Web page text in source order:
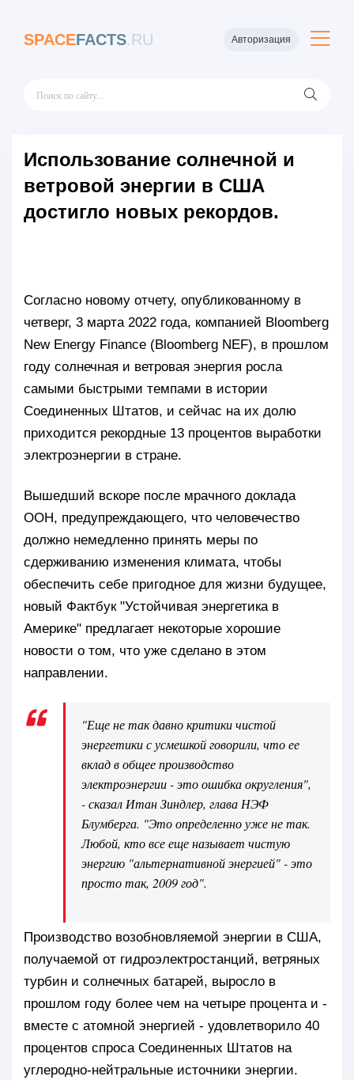
SPACEFACTS.RU Авторизация
Использование солнечной и
ветровой энергии в США
достигло новых рекордов.
Согласно новому отчету, опубликованному в
четверг, 3 марта 2022 года, компанией Bloomberg
New Energy Finance (Bloomberg NEF), в прошлом
году солнечная и ветровая энергия росла
самыми быстрыми темпами в истории
Соединенных Штатов, и сейчас на их долю
приходится рекордные 13 процентов выработки
электроэнергии в стране.
Вышедший вскоре после мрачного доклада
ООН, предупреждающего, что человечество
должно немедленно принять меры по
сдерживанию изменения климата, чтобы
обеспечить себе пригодное для жизни будущее,
новый Фактбук "Устойчивая энергетика в
Америке" предлагает некоторые хорошие
новости о том, что уже сделано в этом
направлении.
"Еще не так давно критики чистой
энергетики с усмешкой говорили, что ее
вклад в общее производство
электроэнергии - это ошибка округления",
- сказал Итан Зиндлер, глава НЭФ
Блумберга. "Это определенно уже не так.
Любой, кто все еще называет чистую
энергию "альтернативной энергией" - это
просто так, 2009 год".
Производство возобновляемой энергии в США,
получаемой от гидроэлектростанций, ветряных
турбин и солнечных батарей, выросло в
прошлом году более чем на четыре процента и -
вместе с атомной энергией - удовлетворило 40
процентов спроса Соединенных Штатов на
углеродно-нейтральные источники энергии.